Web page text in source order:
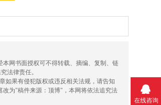
网书面授权可不得转载、摘编、复制、链
法律责任。
如果有侵犯版权或违反相关法规，请告知
为"稿件来源：顶博"，本网将依法追究法
在线咨询